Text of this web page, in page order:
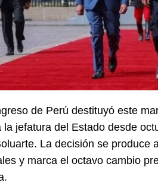
de Perú destituyó este
la jefatura del Estado desde
La decisión se produce
y marca el octavo cambio